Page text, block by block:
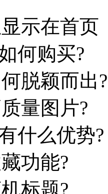
示在首页
何购买?
脱颖而出?
量图片?
什么优势?
功能?
标题?